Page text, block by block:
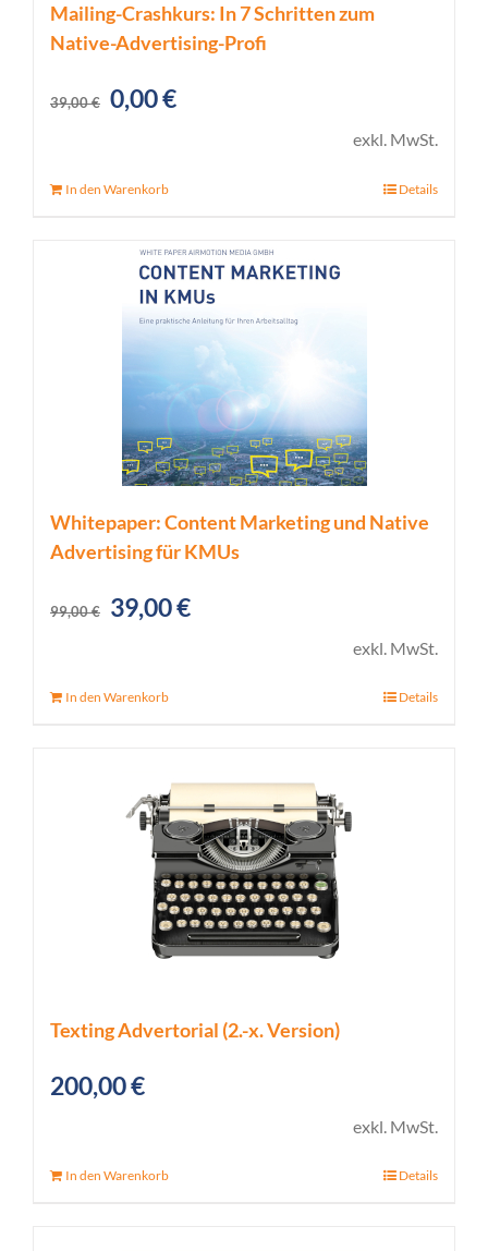
Mailing-Crashkurs: In 7 Schritten zum
Native-Advertising-Profi
39,00€ Ursprünglicher
0,00€Aktueller
exkl. MwSt.
In den Warenkorb Details
Whitepaper: Content Marketing und Native
Advertising für KMUs
99,00€
Ursprünglicher
39,00€Aktueller
exkl. MwSt.
In den Warenkorb Details
Texting Advertorial (2.-x. Version)
200,00€
exkl. MwSt.
In den Warenkorb Details